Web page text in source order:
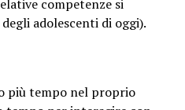
competenze si
adolescenti di oggi).
più tempo nel proprio